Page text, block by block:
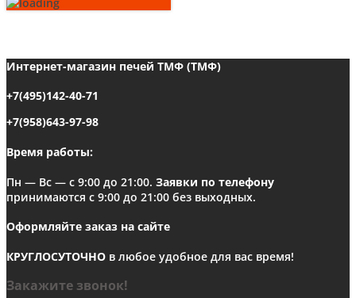
Интернет-магазин печей ТМФ (ТМФ)
+7(495)142-40-71
+7(958)643-97-98
Время работы:
Пн — Вс — с 9:00 до 21:00. Заявки по телефону
принимаются с 9:00 до 21:00 без выходных.
Оформляйте заказ на сайте
КРУГЛОСУТОЧНО в любое удобное для вас время!
Закажите звонок!